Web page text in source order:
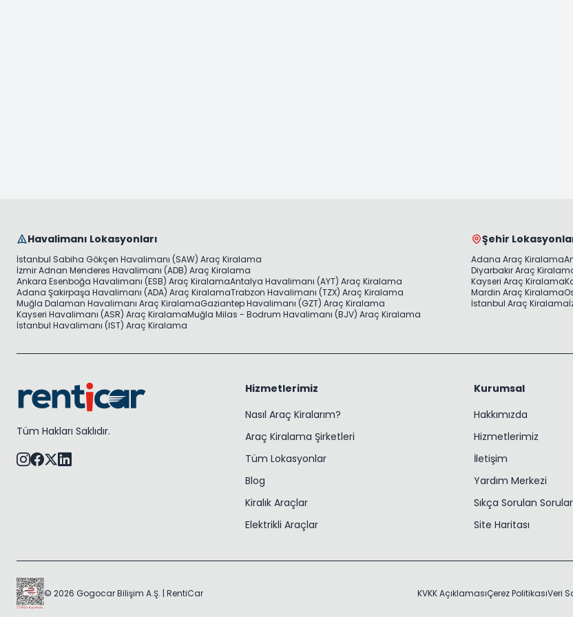
Havalimanı Lokasyonları
İstanbul Sabiha Gökçen Havalimanı (SAW) Araç Kiralama
İzmir Adnan Menderes Havalimanı (ADB) Araç Kiralama
Ankara Esenboğa Havalimanı (ESB) Araç KiralamaAntalya Havalimanı (AYT) Araç Kiralama
Adana Şakirpaşa Havalimanı (ADA) Araç KiralamaTrabzon Havalimanı (TZX) Araç Kiralama
Muğla Dalaman Havalimanı Araç KiralamaGaziantep Havalimanı (GZT) Araç Kiralama
Kayseri Havalimanı (ASR) Araç KiralamaMuğla Milas - Bodrum Havalimanı (BJV) Araç Kiralama
İstanbul Havalimanı (IST) Araç Kiralama
Şehir
Adana Araç Kiralama
Diyarbakır Araç
Kayseri Araç Kiralama
Mardin Araç Kiralama
İstanbul Araç Kiralama
Tüm Hakları Saklıdır.
Hizmetlerimiz
Nasıl Araç Kiralarım?
Araç Kiralama Şirketleri
Tüm Lokasyonlar
Blog
Kiralık Araçlar
Elektrikli Araçlar
Kurumsal
Hakkımızda
Hizmetlerimiz
İletişim
Yardım Merkezi
Sıkça Sorulan Sorular
Site Haritası
© 2026 Gogocar Bilişim A.Ş. | RentiCar KVKK AçıklamasıÇerez PolitikasıVeri